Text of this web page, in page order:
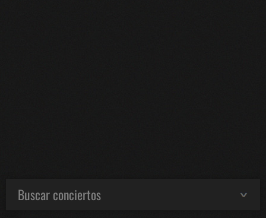
Buscar conciertos